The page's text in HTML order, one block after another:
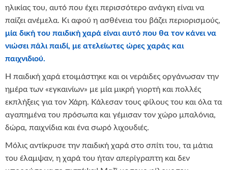
ηλικίας του, αυτό που έχει περισσότερο ανάγκη είναι να
παίζει ανέμελα. Κι αφού η ασθένεια του βάζει περιορισμούς,
μία δική του παιδική χαρά είναι αυτό που θα τον κάνει να
νιώσει πάλι παιδί, με ατελείωτες ώρες χαράς και
παιχνιδιού.
Η παιδική χαρά ετοιμάστηκε και οι νεράιδες οργάνωσαν την
ημέρα των «εγκαινίων» με μία μικρή γιορτή και πολλές
εκπλήξεις για τον Χάρη. Κάλεσαν τους φίλους του και όλα τα
αγαπημένα του πρόσωπα και γέμισαν τον χώρο μπαλόνια,
δώρα, παιχνίδια και ένα σωρό λιχουδιές.
Μόλις αντίκρυσε την παιδική χαρά στο σπίτι του, τα μάτια
του έλαμψαν, η χαρά του ήταν απερίγραπτη και δεν